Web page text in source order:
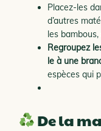
Placez-les
d’autres
les bambous,
Regroupez
le à une
espèces qui
De la